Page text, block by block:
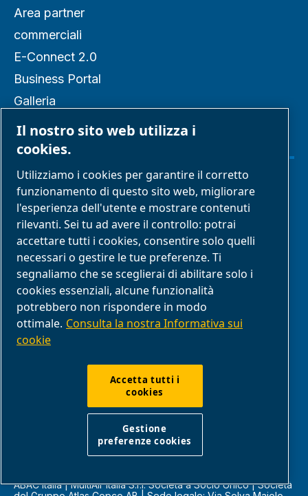
Area partner
commerciali
E-Connect 2.0
Business Portal
Galleria
multimediale
ABAC
Gestione preferenze cookies
Note legali e informativa sulla privacy
Modello di organizzazione gestione e controllo
Segnalazione di comportamenti inappropriati
Reclami
Conformità del prodotto
ABAC Italia | MultiAir Italia S.r.l. Società a Socio Unico | Società
Il nostro sito web utilizza i
cookies.
Utilizziamo i cookies per garantire il corretto
funzionamento di questo sito web, migliorare
l'esperienza dell'utente e mostrare contenuti
rilevanti. Sei tu ad avere il controllo: potrai
accettare tutti i cookies, consentire solo quelli
necessari o gestire le tue preferenze. Ti
segnaliamo che se sceglierai di abilitare solo i
cookies essenziali, alcune funzionalità
potrebbero non rispondere in modo
ottimale. Consulta la nostra Informativa sui
cookie
Accetta tutti i
cookies
Gestione
preferenze cookies